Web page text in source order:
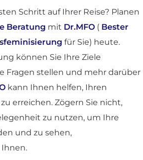
Schritt auf Ihrer Reise? Planen
Beratung mit Dr.MFO ( Bester
für Sie) heute.
können Sie Ihre Ziele
Fragen stellen und mehr darüber
kann Ihnen helfen, Ihren
erreichen. Zögern Sie nicht,
zu nutzen, um Ihre
und zu sehen,
Ihnen.